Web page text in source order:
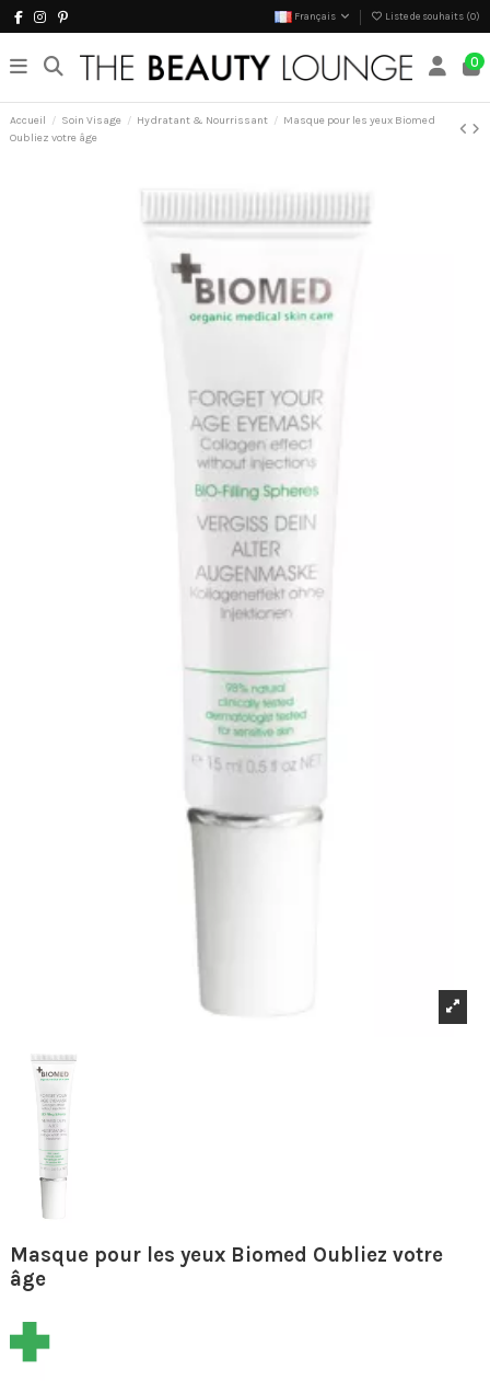
Français Liste de souhaits (0)
0
Accueil Soin Visage Hydratant & Nourrissant
Masque pour les yeux Biomed
Oubliez votre âge
Masque pour les yeux Biomed Oubliez votre
âge